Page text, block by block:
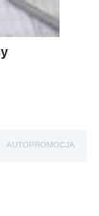
AUTOPROMOCJA